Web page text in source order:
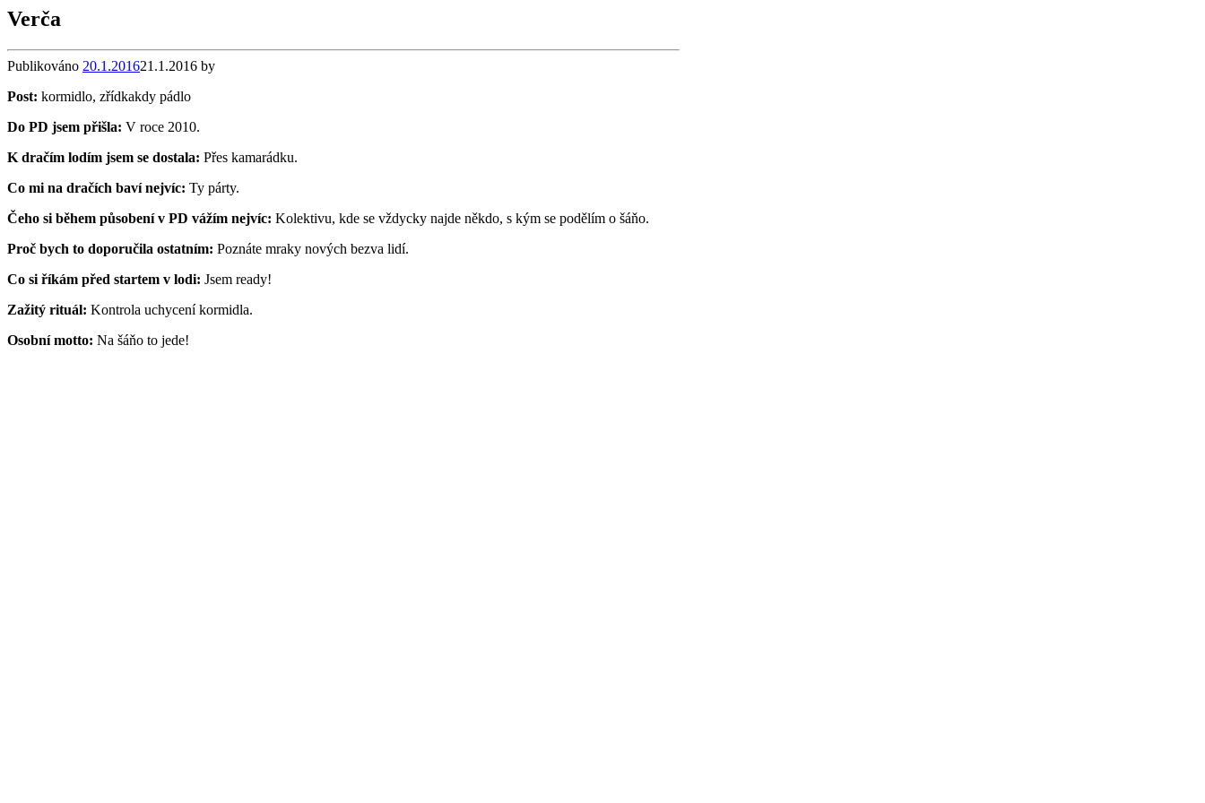
Verča
Publikováno 20.1.201621.1.2016 by
Post: kormidlo, zřídkakdy pádlo
Do PD jsem přišla: V roce 2010.
K dračím lodím jsem se dostala: Přes kamarádku.
Co mi na dračích baví nejvíc: Ty párty.
Čeho si během působení v PD vážím nejvíc: Kolektivu, kde se vždycky najde někdo, s kým se podělím o šáňo.
Proč bych to doporučila ostatním: Poznáte mraky nových bezva lidí.
Co si říkám před startem v lodi: Jsem ready!
Zažitý rituál: Kontrola uchycení kormidla.
Osobní motto: Na šáňo to jede!